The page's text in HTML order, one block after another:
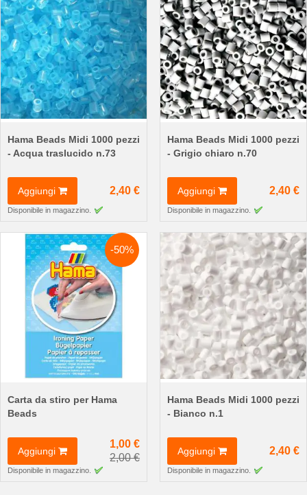
Hama Beads Midi 1000 pezzi
- Acqua traslucido n.73
Aggiungi 2,40 €
Disponibile in magazzino.
Hama Beads Midi 1000 pezzi
- Grigio chiaro n.70
Aggiungi 2,40 €
Disponibile in magazzino.
-50%
Carta da stiro per Hama
Beads
Aggiungi
1,00 €
2,00 €
Disponibile in magazzino.
Hama Beads Midi 1000 pezzi
- Bianco n.1
Aggiungi 2,40 €
Disponibile in magazzino.